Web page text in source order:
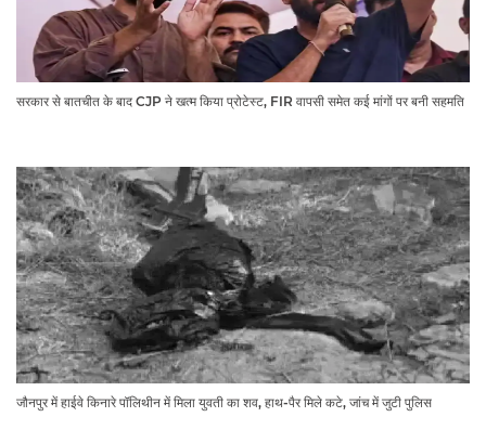
सरकार से बातचीत के बाद CJP ने खत्म किया प्रोटेस्ट, FIR वापसी समेत कई मांगों पर बनी सहमति
जौनपुर में हाईवे किनारे पॉलिथीन में मिला युवती का शव, हाथ-पैर मिले कटे, जांच में जुटी पुलिस